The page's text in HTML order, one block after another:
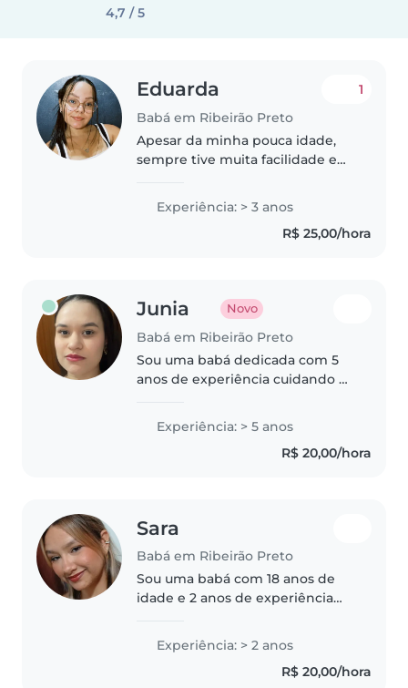
4,7 / 5
Eduarda
Babá em Ribeirão Preto
1
Apesar da minha pouca idade,
sempre tive muita facilidade em
de cuidar delas. Sou responsável,
paciente e atenciosa, e posso
ajudar com os cuidados..
Experiência: > 3 anos
R$ 25,00/hora
Junia Novo
Babá em Ribeirão Preto
Sou uma babá dedicada com 5
anos de experiência cuidando de
como desenho, leitura e jogos.
Estou sempre atenta e
Experiência: > 5 anos
R$ 20,00/hora
Sara
Babá em Ribeirão Preto
Sou uma babá com 18 anos de
idade e 2 anos de experiência
pequenas e pré-escolares. Sou
amigável, calma e responsável.
Minhas habilidades incluem
Experiência: > 2 anos
R$ 20,00/hora